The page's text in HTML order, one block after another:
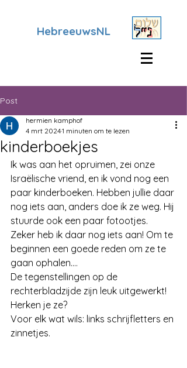
HebreeuwsNL
Post
kinderboekjes
hermien kamphof
4 mrt 20241 minuten om te lezen
Ik was aan het opruimen, zei onze
Israëlische vriend, en ik vond nog een
paar kinderboeken. Hebben jullie daar
nog iets aan, anders doe ik ze weg. Hij
stuurde ook een paar fotootjes.
Zeker heb ik daar nog iets aan! Om te
beginnen een goede reden om ze te
gaan ophalen....
De tegenstellingen op de
rechterbladzijde zijn leuk uitgewerkt!
Herken je ze?
Voor elk wat wils: links schrijfletters en
zinnetjes.